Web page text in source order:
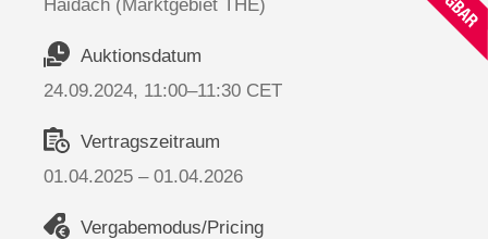
Haidach (Marktgebiet THE)
Auktionsdatum
24.09.2024, 11:00–11:30 CET
Vertragszeitraum
01.04.2025 – 01.04.2026
Vergabemodus/Pricing